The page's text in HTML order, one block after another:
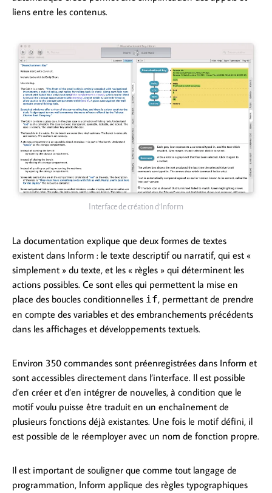
liens entre les contenus.
Interface de création d’Inform
La documentation explique que deux formes de textes
existent dans Inform : le texte descriptif ou narratif, qui est «
simplement » du texte, et les « règles » qui déterminent les
actions possibles. Ce sont elles qui permettent la mise en
place des boucles conditionnelles if, permettant de prendre
en compte des variables et des embranchements précédents
dans les affichages et développements textuels.
Environ 350 commandes sont préenregistrées dans Inform et
sont accessibles directement dans l’interface. Il est possible
d’en créer et d’en intégrer de nouvelles, à condition que le
motif voulu puisse être traduit en un enchaînement de
plusieurs fonctions déjà existantes. Une fois le motif défini, il
est possible de le réemployer avec un nom de fonction propre.
Il est important de souligner que comme tout langage de
programmation, Inform applique des règles typographiques